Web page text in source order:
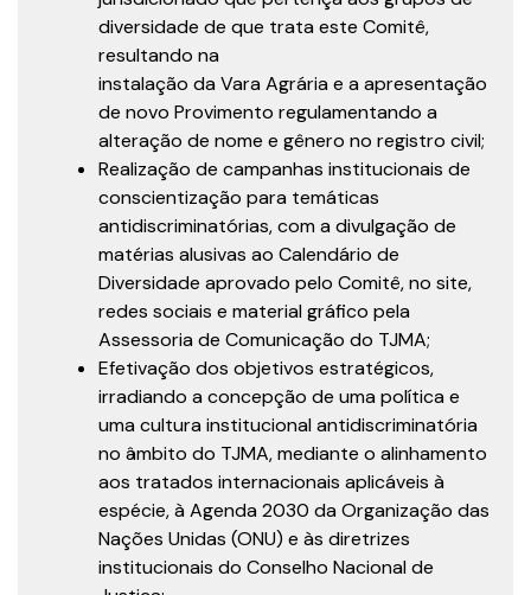
diversidade de que trata este Comitê,
resultando na
instalação da Vara Agrária e a apresentação
de novo Provimento regulamentando a
alteração de nome e gênero no registro civil;
Realização de campanhas institucionais de
conscientização para temáticas
antidiscriminatórias, com a divulgação de
matérias alusivas ao Calendário de
Diversidade aprovado pelo Comitê, no site,
redes sociais e material gráfico pela
Assessoria de Comunicação do TJMA;
Efetivação dos objetivos estratégicos,
irradiando a concepção de uma política e
uma cultura institucional antidiscriminatória
no âmbito do TJMA, mediante o alinhamento
aos tratados internacionais aplicáveis à
espécie, à Agenda 2030 da Organização das
Nações Unidas (ONU) e às diretrizes
institucionais do Conselho Nacional de